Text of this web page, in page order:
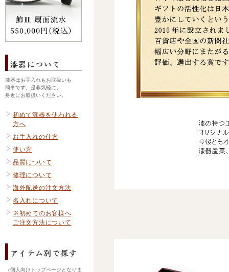
漆器はお手入れもお取扱いも
簡単です。是非気軽に、
身近にお取扱いください。
初めて漆器を使われる
方へ
お手入れの仕方
使い方
品質について
修理について
海外配送の注文方法
名入れについて
※初めてのお客様へ
ご注文方法について
（個人向けトップページとなりま